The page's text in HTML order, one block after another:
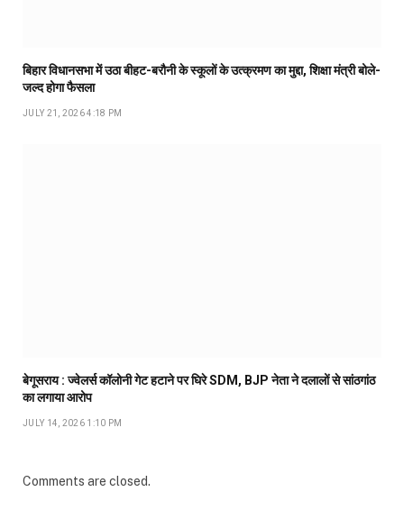
बिहार विधानसभा में उठा बीहट-बरौनी के स्कूलों के उत्क्रमण का मुद्दा, शिक्षा मंत्री बोले-
जल्द होगा फैसला
JULY 21, 2026 4:18 PM
बेगूसराय : ज्वेलर्स कॉलोनी गेट हटाने पर घिरे SDM, BJP नेता ने दलालों से सांठगांठ
का लगाया आरोप
JULY 14, 2026 1:10 PM
Comments are closed.